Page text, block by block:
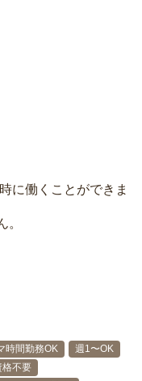
に働くことができま
。
時間勤務OK
週1〜OK
格不要